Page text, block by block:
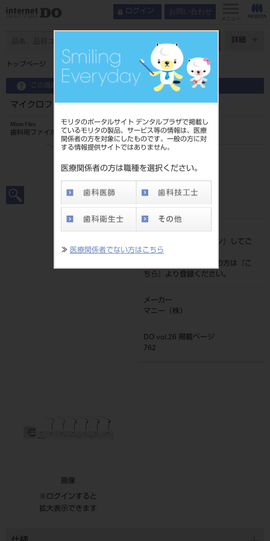
モリタのポータルサイト デンタルプラザで掲載し
ているモリタの製品、サービス等の情報は、医療
関係者の方を対象にしたものです。一般の方に対
する情報提供サイトではありません。
医療関係者の方は職種を選択ください。
≫ 医療関係者でない方はこちら
ログイン お問い合わせ
メニュー
詳細
トップページ マイクロファイル type H 25
この商品に関するお問い合わせ
マイクロファイル type H 25
Micro Files
歯科用ファイル
20249005225
JAN/EANコード
標準価格
ログイン
』してご
覧ください。
ネット会員登録がまだの方は『
こ
ちら
』より登録ください。
メーカー
マニー（株）
DO vol.26 掲載ページ
762
画像
※ログインすると
拡大表示できます